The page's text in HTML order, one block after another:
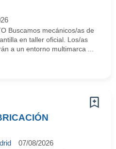
Buscamos mecánicos/as de
en taller oficial. Los/as
a un entorno multimarca ...
07/08/2026